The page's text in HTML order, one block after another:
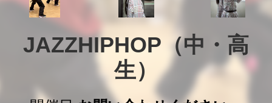
JAZZHIPHOP（中・高
生）